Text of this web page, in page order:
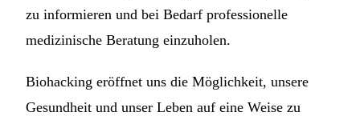
zu informieren und bei Bedarf professionelle
medizinische Beratung einzuholen.
Biohacking eröffnet uns die Möglichkeit, unsere
Gesundheit und unser Leben auf eine Weise zu